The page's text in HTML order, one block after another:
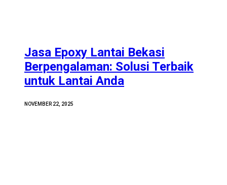
Jasa Epoxy Lantai Bekasi
Berpengalaman: Solusi Terbaik
untuk Lantai Anda
NOVEMBER 22, 2025